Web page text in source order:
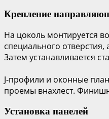
Крепление
На цоколь монтируется
специального
Затем устанавливается
J-профили и оконные
проемы внахлест.
Установка панелей